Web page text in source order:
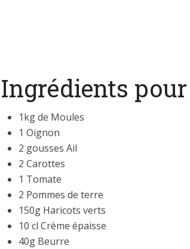
Ingrédients
1kg de Moules
1 Oignon
2 gousses Ail
2 Carottes
1 Tomate
2 Pommes de terre
150g Haricots verts
10 cl Crème épaisse
40g Beurre